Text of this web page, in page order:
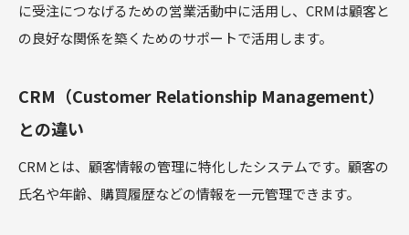
に受注につなげるための営業活動中に活用し、CRMは顧客と
の良好な関係を築くためのサポートで活用します。
CRM（Customer Relationship Management）
との違い
CRMとは、顧客情報の管理に特化したシステムです。顧客の
氏名や年齢、購買履歴などの情報を一元管理できます。